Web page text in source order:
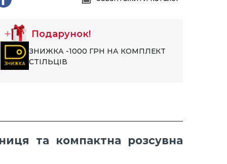
Подарунок!
ЗНИЖКА -1000 ГРН НА КОМПЛЕКТ
СТІЛЬЦІВ
та компактна розсувна